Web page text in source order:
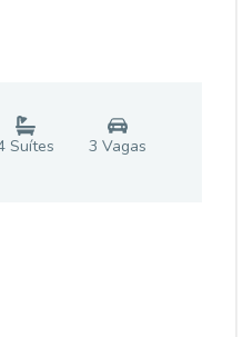
Suítes 3 Vagas